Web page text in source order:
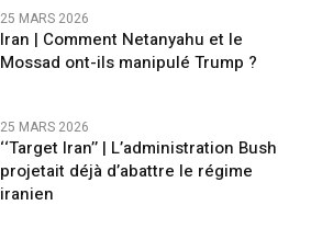
25 MARS 2026
Iran | Comment Netanyahu et le
Mossad ont-ils manipulé Trump ?
25 MARS 2026
‘‘Target Iran’’ | L’administration Bush
projetait déjà d’abattre le régime
iranien